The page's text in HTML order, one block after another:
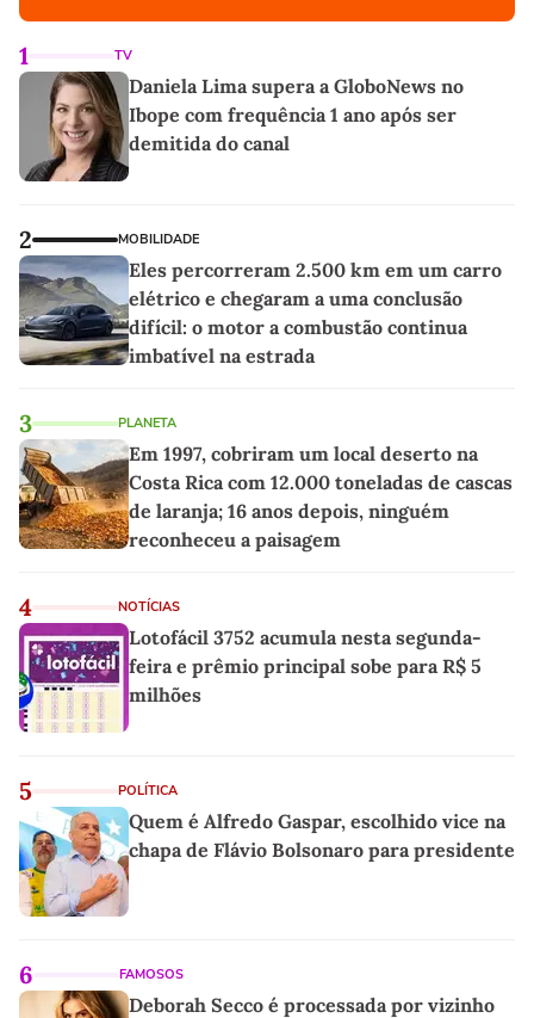
1 TV
Daniela Lima supera a GloboNews no
Ibope com frequência 1 ano após ser
demitida do canal
2 MOBILIDADE
Eles percorreram 2.500 km em um carro
elétrico e chegaram a uma conclusão
difícil: o motor a combustão continua
imbatível na estrada
3 PLANETA
Em 1997, cobriram um local deserto na
Costa Rica com 12.000 toneladas de cascas
de laranja; 16 anos depois, ninguém
reconheceu a paisagem
4 NOTÍCIAS
Lotofácil 3752 acumula nesta segunda-
feira e prêmio principal sobe para R$ 5
milhões
5 POLÍTICA
Quem é Alfredo Gaspar, escolhido vice na
chapa de Flávio Bolsonaro para presidente
6 FAMOSOS
Deborah Secco é processada por vizinho